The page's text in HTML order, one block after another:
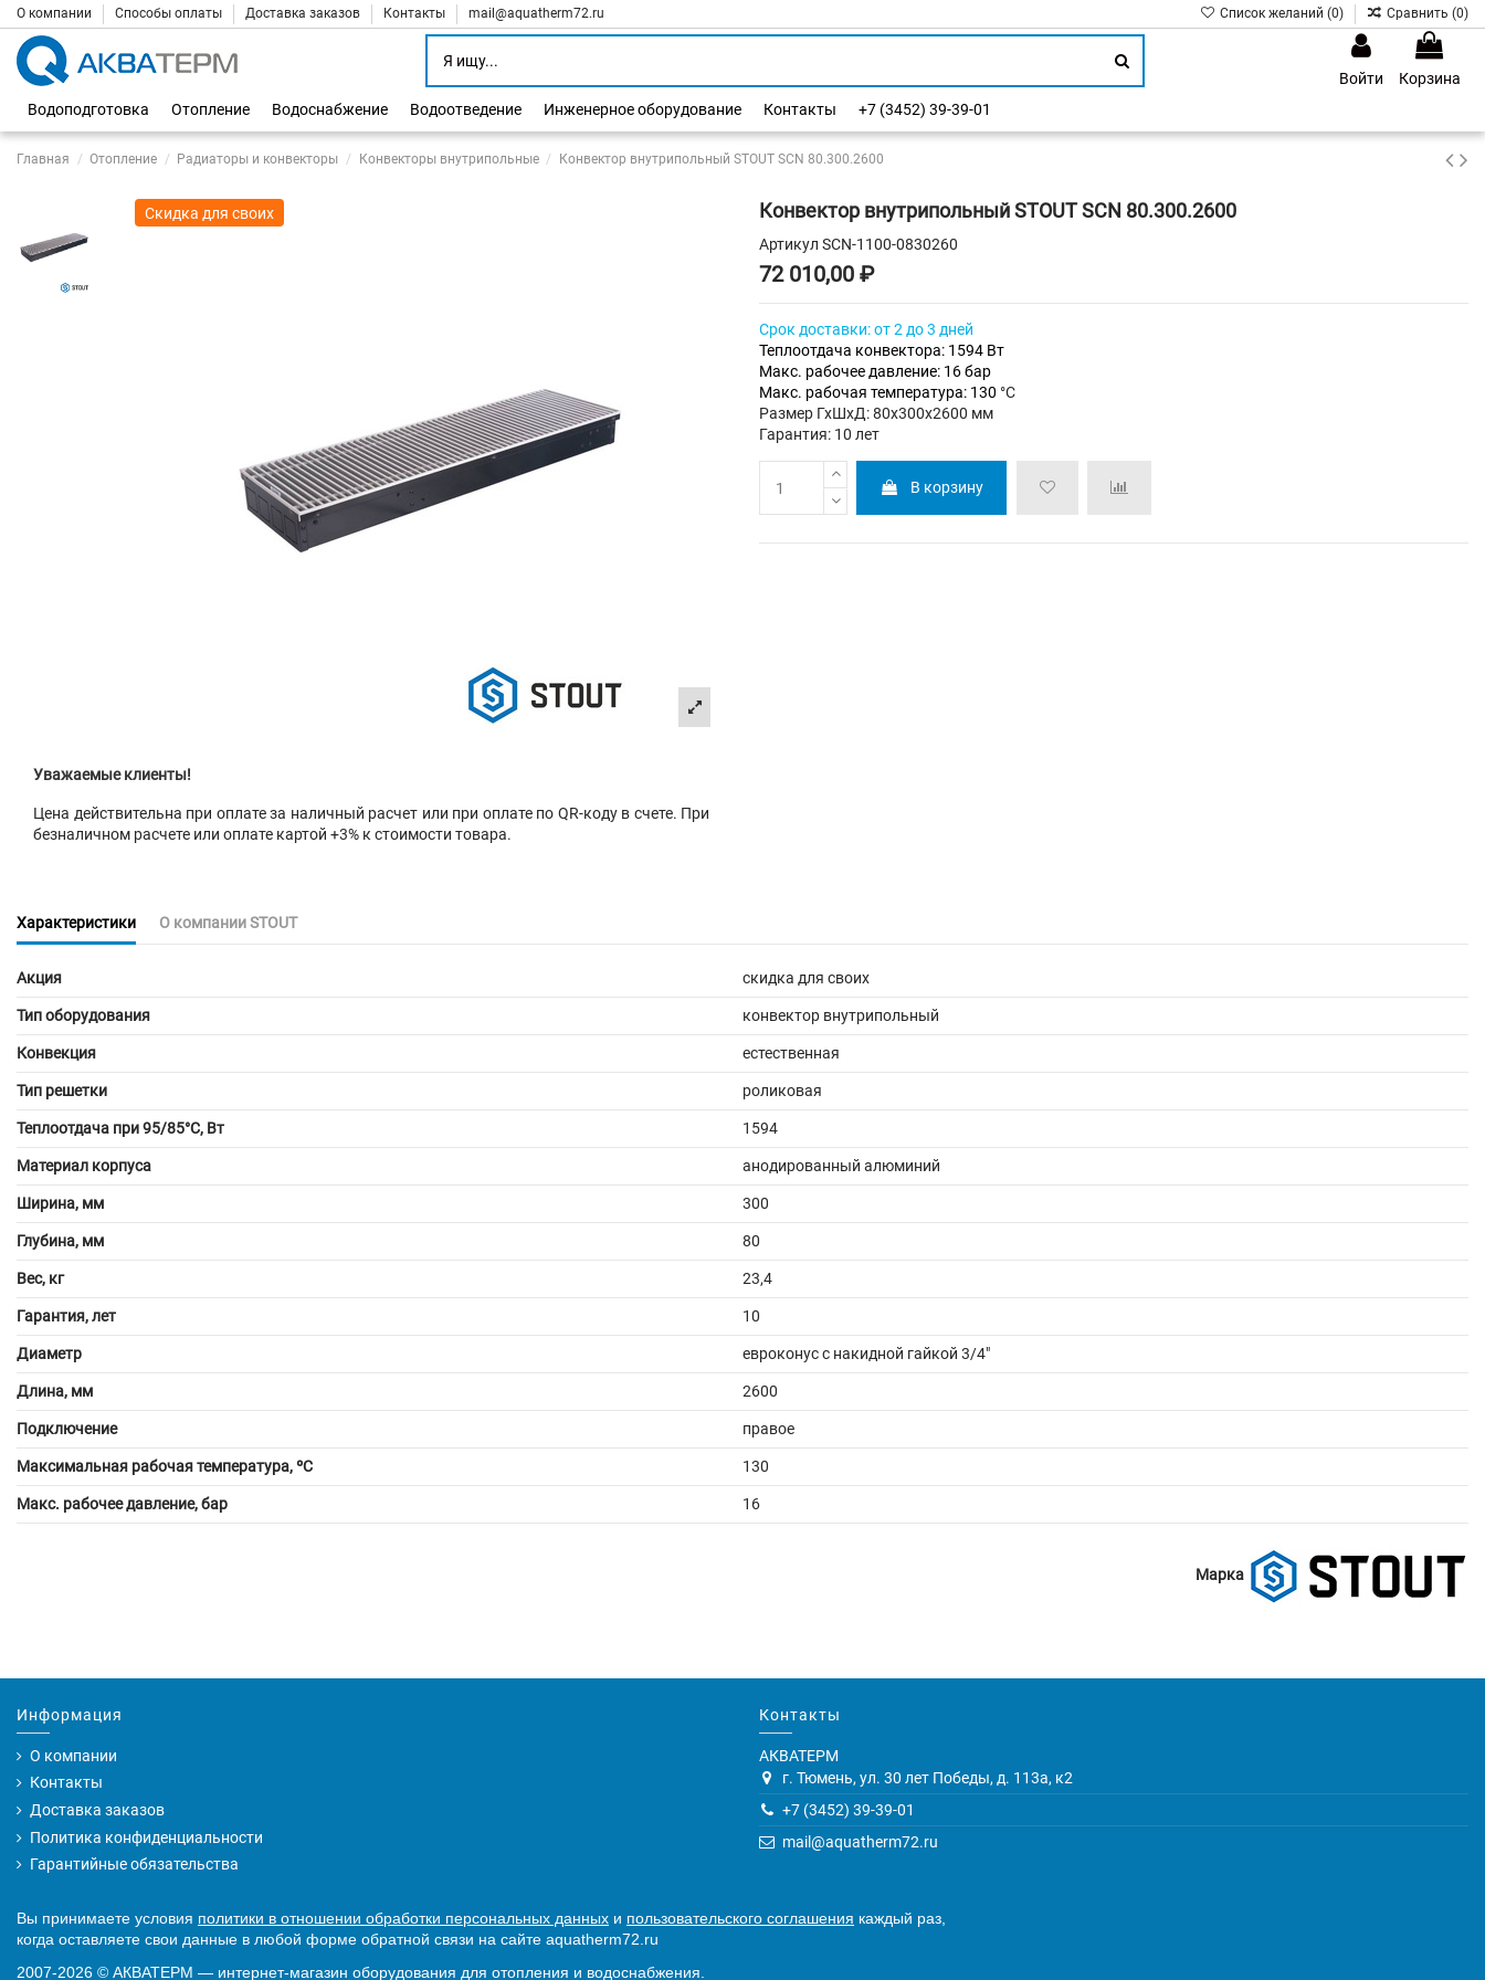
О компании Способы оплаты Доставка заказов Контакты mail@aquatherm72.ru Список желаний (0) Сравнить (0)
Войти
Корзина
Водоподготовка
Отопление Водоснабжение Водоотведение Инженерное оборудование Контакты +7 (3452) 39-39-01
Главная Отопление Радиаторы и конвекторы Конвекторы внутрипольные Конвектор внутрипольный STOUT SCN 80.300.2600
Скидка для своих
Уважаемые клиенты!
Цена действительна при оплате за наличный расчет или при оплате по QR-коду в счете. При
безналичном расчете или оплате картой +3% к стоимости товара.
Конвектор внутрипольный STOUT SCN 80.300.2600
Артикул SCN-1100-0830260
72 010,00 ₽
Срок доставки: от 2 до 3 дней
Теплоотдача конвектора: 1594 Вт
Макс. рабочее давление: 16 бар
Макс. рабочая температура: 130 °C
Размер ГхШхД: 80х300х2600 мм
Гарантия: 10 лет
В корзину
Характеристики О компании STOUT
Акция скидка для своих
Тип оборудования конвектор внутрипольный
Конвекция естественная
Тип решетки роликовая
Теплоотдача при 95/85°С, Вт 1594
Материал корпуса анодированный алюминий
Ширина, мм 300
Глубина, мм 80
Вес, кг 23,4
Гарантия, лет 10
Диаметр евроконус с накидной гайкой 3/4"
Длина, мм 2600
Подключение правое
Максимальная рабочая температура, ºС 130
Макс. рабочее давление, бар 16
Марка
Информация
О компании
Контакты
Доставка заказов
Политика конфиденциальности
Гарантийные обязательства
Контакты
АКВАТЕРМ
г. Тюмень, ул. 30 лет Победы, д. 113а, к2
+7 (3452) 39-39-01
mail@aquatherm72.ru
Вы принимаете условия политики в отношении обработки персональных данных и пользовательского соглашения каждый раз,
когда оставляете свои данные в любой форме обратной связи на сайте aquatherm72.ru
2007-2026 © АКВАТЕРМ — интернет-магазин оборудования для отопления и водоснабжения.